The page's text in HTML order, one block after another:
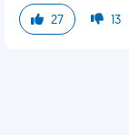
27 13